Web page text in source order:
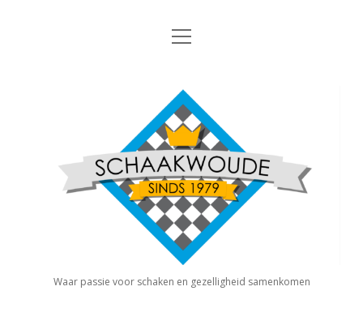
Nieuws
Algemene Informatie
Privacy Statement
Interne Competitie
dropdown
menu
Competitiereglement
Externe Competitie open
KNSB: Schaakwoude I
KNSB: Schaakwoude II
Jeugdschaken
Eregalerij
open
Schaakvereniging
Schaakwoude
Waar passie voor schaken en gezelligheid samenkomen